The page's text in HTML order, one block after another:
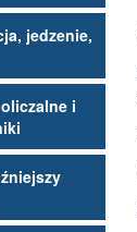
jedzenie,
i